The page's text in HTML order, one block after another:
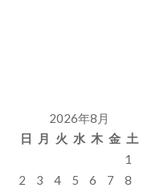
2026年8月
日
月 火 水 木 金 土
1
2
3 4 5 6 7
8